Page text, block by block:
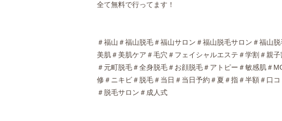
全て無料で行ってます！
＃福山＃福山脱毛＃福山サロン＃福山脱毛サロン＃福山
美肌＃美肌ケア＃毛穴＃フェイシャルエステ＃学割＃親
＃元町脱毛＃全身脱毛＃お顔脱毛＃アトピー＃敏感肌＃
修＃ニキビ＃脱毛＃当日＃当日予約＃夏＃指＃半額＃口
＃脱毛サロン＃成人式